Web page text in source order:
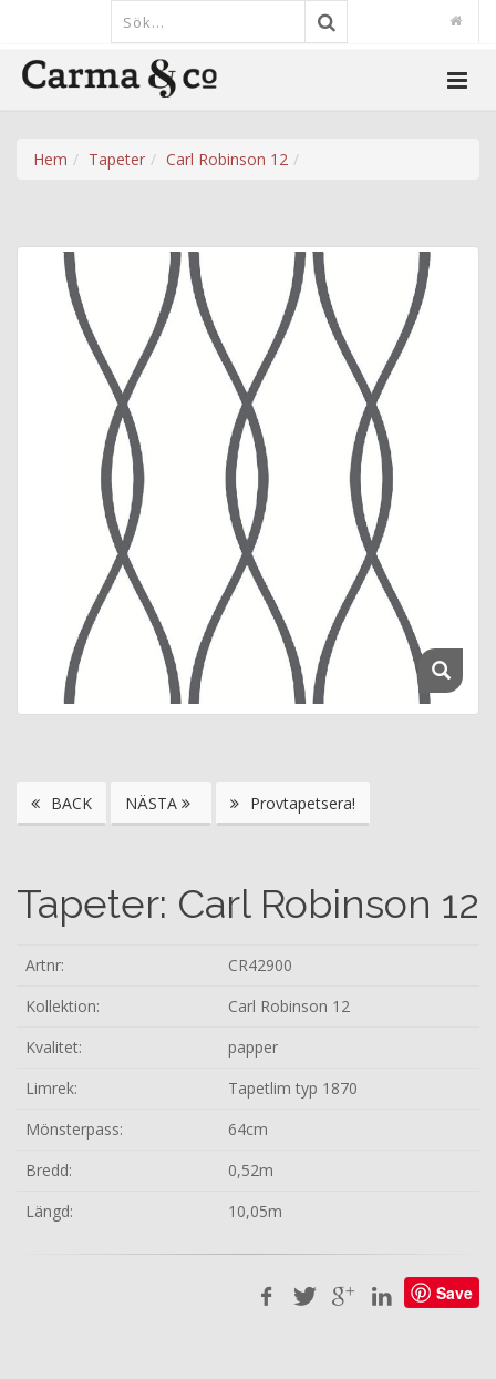
Hem Tapeter Carl Robinson 12
BACK NÄSTA Provtapetsera!
Tapeter: Carl Robinson 12
Artnr:
CR42900
Kollektion:
Carl Robinson 12
Kvalitet:
papper
Limrek:
Tapetlim typ 1870
Mönsterpass:
64cm
Bredd:
0,52m
Längd:
10,05m
Save